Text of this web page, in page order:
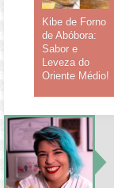
Kibe de Forno
de Abóbora:
Sabor e
Leveza do
Oriente Médio!